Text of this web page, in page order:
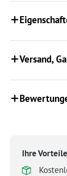
Versand,
Ihre